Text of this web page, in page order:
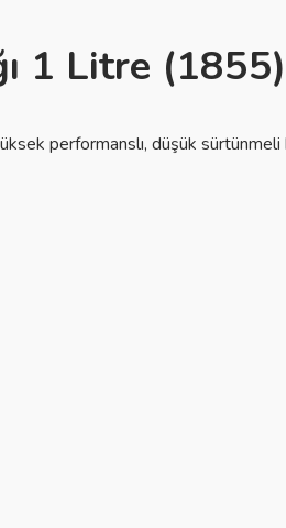
1 Litre (1855)
performanslı, düşük sürtünmeli